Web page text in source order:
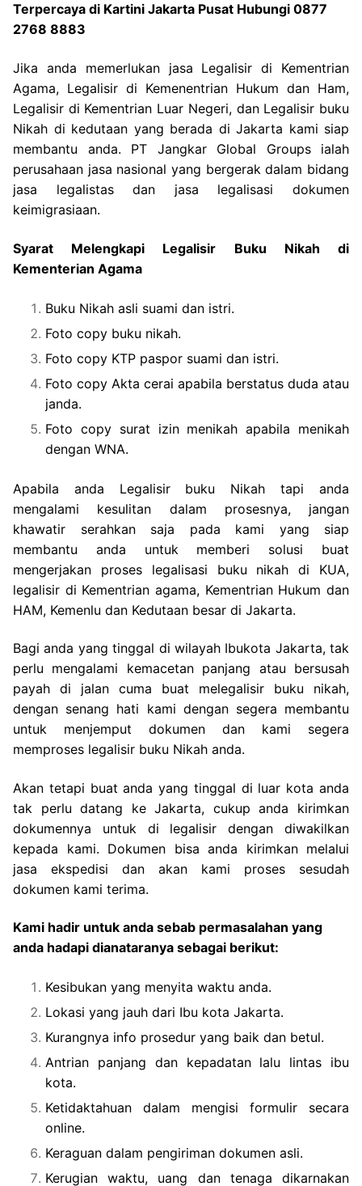
Terpercaya di Kartini Jakarta Pusat Hubungi 0877
2768 8883
Jika anda memerlukan jasa Legalisir di Kementrian
Agama, Legalisir di Kemenentrian Hukum dan Ham,
Legalisir di Kementrian Luar Negeri, dan Legalisir buku
Nikah di kedutaan yang berada di Jakarta kami siap
membantu anda. PT Jangkar Global Groups ialah
perusahaan jasa nasional yang bergerak dalam bidang
jasa legalistas dan jasa legalisasi dokumen
keimigrasiaan.
Syarat Melengkapi Legalisir Buku Nikah di
Kementerian Agama
Buku Nikah asli suami dan istri.
Foto copy buku nikah.
Foto copy KTP paspor suami dan istri.
Foto copy Akta cerai apabila berstatus duda atau
janda.
Foto copy surat izin menikah apabila menikah
dengan WNA.
Apabila anda Legalisir buku Nikah tapi anda
mengalami kesulitan dalam prosesnya, jangan
khawatir serahkan saja pada kami yang siap
membantu anda untuk memberi solusi buat
mengerjakan proses legalisasi buku nikah di KUA,
legalisir di Kementrian agama, Kementrian Hukum dan
HAM, Kemenlu dan Kedutaan besar di Jakarta.
Bagi anda yang tinggal di wilayah Ibukota Jakarta, tak
perlu mengalami kemacetan panjang atau bersusah
payah di jalan cuma buat melegalisir buku nikah,
dengan senang hati kami dengan segera membantu
untuk menjemput dokumen dan kami segera
memproses legalisir buku Nikah anda.
Akan tetapi buat anda yang tinggal di luar kota anda
tak perlu datang ke Jakarta, cukup anda kirimkan
dokumennya untuk di legalisir dengan diwakilkan
kepada kami. Dokumen bisa anda kirimkan melalui
jasa ekspedisi dan akan kami proses sesudah
dokumen kami terima.
Kami hadir untuk anda sebab permasalahan yang
anda hadapi dianataranya sebagai berikut:
Kesibukan yang menyita waktu anda.
Lokasi yang jauh dari Ibu kota Jakarta.
Kurangnya info prosedur yang baik dan betul.
Antrian panjang dan kepadatan lalu lintas ibu
kota.
Ketidaktahuan dalam mengisi formulir secara
online.
Keraguan dalam pengiriman dokumen asli.
Kerugian waktu, uang dan tenaga dikarnakan